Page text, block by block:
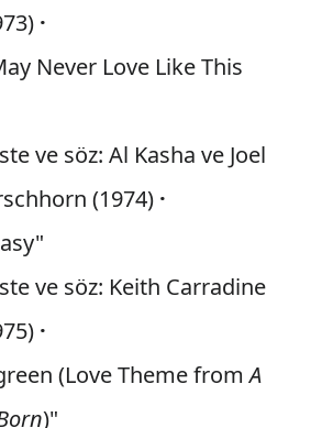
Never Love Like This
ve söz: Al Kasha ve Joel
(1974)
ve söz: Keith Carradine
(Love Theme fromA
)"